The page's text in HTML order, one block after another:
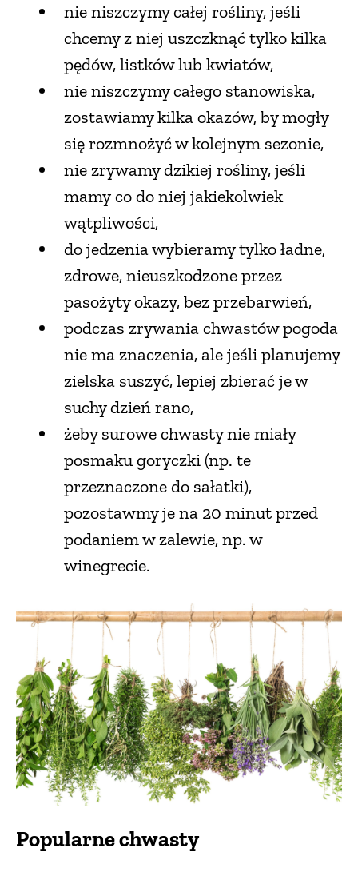
nie niszczymy całej rośliny, jeśli
chcemy z niej uszczknąć tylko kilka
pędów, listków lub kwiatów,
nie niszczymy całego stanowiska,
zostawiamy kilka okazów, by mogły
się rozmnożyć w kolejnym sezonie,
nie zrywamy dzikiej rośliny, jeśli
mamy co do niej jakiekolwiek
wątpliwości,
do jedzenia wybieramy tylko ładne,
zdrowe, nieuszkodzone przez
pasożyty okazy, bez przebarwień,
podczas zrywania chwastów pogoda
nie ma znaczenia, ale jeśli planujemy
zielska suszyć, lepiej zbierać je w
suchy dzień rano,
żeby surowe chwasty nie miały
posmaku goryczki (np. te
przeznaczone do sałatki),
pozostawmy je na 20 minut przed
podaniem w zalewie, np. w
winegrecie.
Popularne chwasty